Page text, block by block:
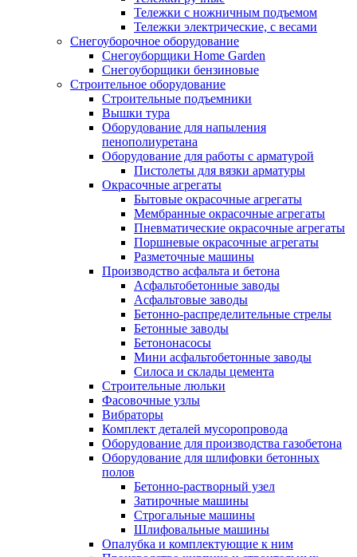
Тележки с ножничным подъемом
Тележки электрические, с весами
Снегоуборочное оборудование
Снегоуборщики Home Garden
Снегоуборщики бензиновые
Строительное оборудование
Cтроительные подъемники
Вышки тура
Оборудование для напыления
пенополиуретана
Оборудование для работы с арматурой
Пистолеты для вязки арматуры
Окрасочные агрегаты
Бытовые окрасочные агрегаты
Мембранные окрасочные агрегаты
Пневматические окрасочные агрегаты
Поршневые окрасочные агрегаты
Разметочные машины
Производство асфальта и бетона
Асфальтобетонные заводы
Асфальтовые заводы
Бетонно-распределительные стрелы
Бетонные заводы
Бетононасосы
Мини асфальтобетонные заводы
Силоса и склады цемента
Строительные люльки
Фасовочные узлы
Вибраторы
Комплект деталей мусоропровода
Оборудование для производства газобетона
Оборудование для шлифовки бетонных
полов
Бетонно-растворный узел
Затирочные машины
Строгальные машины
Шлифовальные машины
Опалубка и комплектующие к ним